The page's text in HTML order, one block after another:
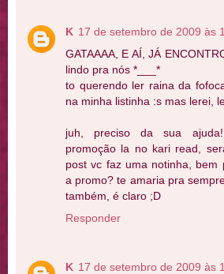
K 17 de setembro de 2009 às
GATAAAA, E AÍ, JÁ
lindo pra nós *___*
to querendo ler raina da
na minha listinha :s mas lerei,
juh, preciso da sua
promoção la no kari read,
post vc faz uma notinha, bem
a promo? te amaria pra
também, é claro ;D
Responder
K 17 de setembro de 2009 às